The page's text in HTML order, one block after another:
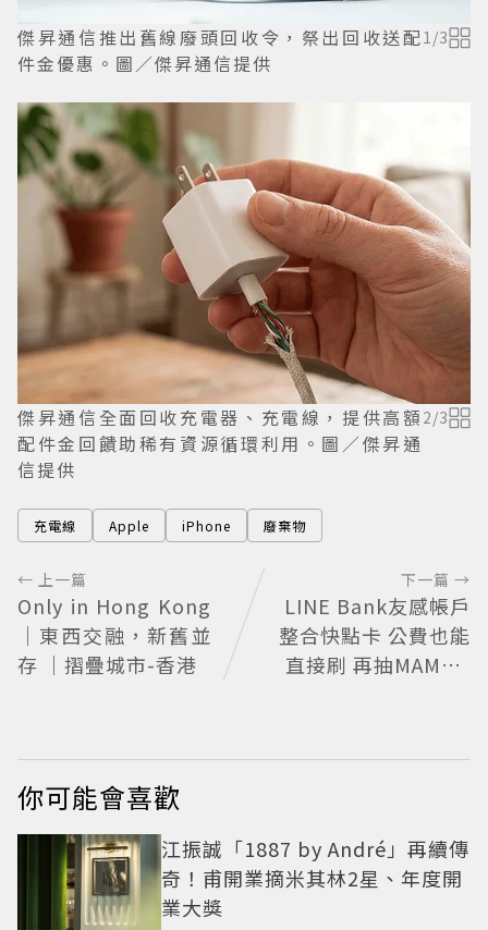
傑昇通信推出舊線廢頭回收令，祭出回收送配
件金優惠。圖／傑昇通信提供
1/3
傑昇通信全面回收充電器、充電線，提供高額
配件金回饋助稀有資源循環利用。圖／傑昇通
信提供
2/3
充電線 Apple iPhone 廢棄物
← 上一篇
Only in Hong Kong
｜東西交融，新舊並
存 ｜摺疊城市-香港
下一篇 →
LINE Bank友感帳戶
整合快點卡 公費也能
直接刷 再抽MAMA A
你可能會喜歡
江振誠「1887 by André」再續傳
奇！甫開業摘米其林2星、年度開
業大獎